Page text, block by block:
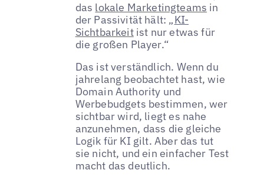
das lokale Marketingteams in
der Passivität hält: „KI-
Sichtbarkeitist nur etwas für
die großen Player.“
Das ist verständlich. Wenn du
jahrelang beobachtet hast, wie
Domain Authority und
Werbebudgets bestimmen, wer
sichtbar wird, liegt es nahe
anzunehmen, dass die gleiche
Logik für KI gilt. Aber das tut
sie nicht, und ein einfacher Test
macht das deutlich.